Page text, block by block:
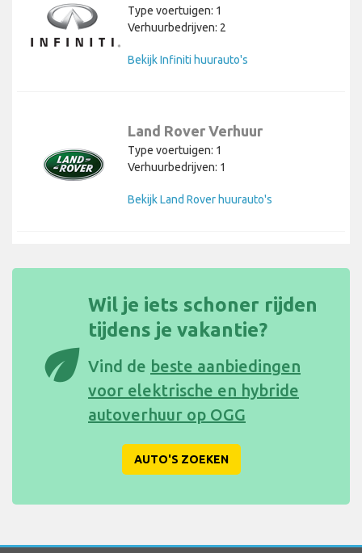
Type voertuigen: 1
Verhuurbedrijven: 2
Bekijk Infiniti huurauto's
Land Rover Verhuur
Type voertuigen: 1
Verhuurbedrijven: 1
Bekijk Land Rover huurauto's
eco
Wil je iets schoner rijden
tijdens je vakantie?
Vind de beste aanbiedingen
voor elektrische en hybride
autoverhuur op OGG
AUTO'S ZOEKEN